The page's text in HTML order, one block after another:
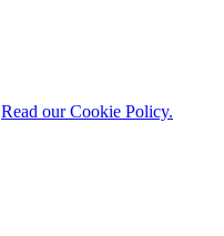
Read our Cookie Policy.